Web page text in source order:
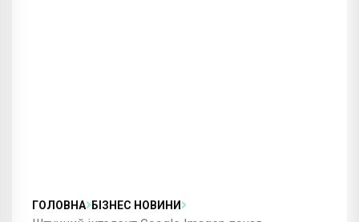
ГОЛОВНА БІЗНЕС НОВИНИ